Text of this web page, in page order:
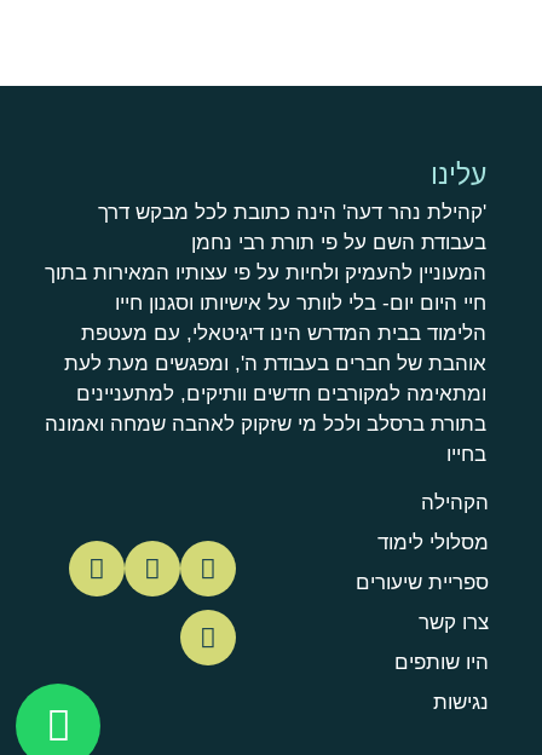
עלינו
'קהילת נהר דעה' הינה כתובת לכל מבקש דרך
בעבודת השם על פי תורת רבי נחמן
המעוניין להעמיק ולחיות על פי עצותיו המאירות בתוך
חיי היום יום- בלי לוותר על אישיותו וסגנון חייו
הלימוד בבית המדרש הינו דיגיטאלי, עם מעטפת
אוהבת של חברים בעבודת ה', ומפגשים מעת לעת
ומתאימה למקורבים חדשים וותיקים, למתעניינים
בתורת ברסלב ולכל מי שזקוק לאהבה שמחה ואמונה
בחייו
הקהילה
מסלולי לימוד
ספריית שיעורים
צרו קשר
היו שותפים
נגישות